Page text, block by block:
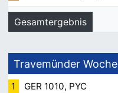
Gesamtergebnis
Travemünder Woche
1 GER 1010, PYC